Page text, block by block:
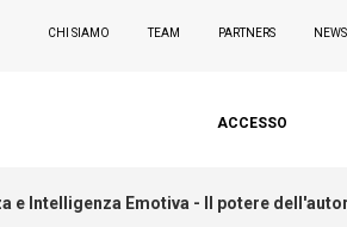
NEWS
PARTNERS
TEAM
CHI SIAMO
ACCESSO
e Intelligenza Emotiva - Il potere